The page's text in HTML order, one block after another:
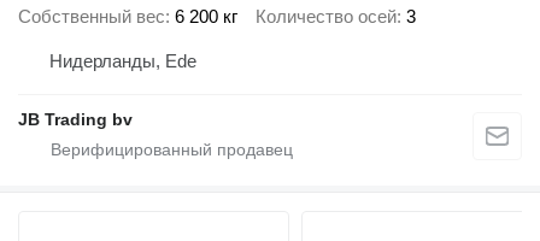
Собственный вес 6 200 кг Количество осей 3
Нидерланды, Ede
JB Trading bv